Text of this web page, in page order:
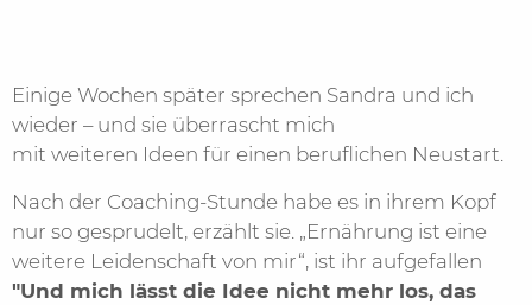
Einige Wochen später sprechen Sandra und ich
wieder – und sie überrascht mich
mit weiteren Ideen für einen beruflichen Neustart.
Nach der Coaching-Stunde habe es in ihrem Kopf
nur so gesprudelt, erzählt sie. „Ernährung ist eine
weitere Leidenschaft von mir“, ist ihr aufgefallen
"Und mich lässt die Idee nicht mehr los, das